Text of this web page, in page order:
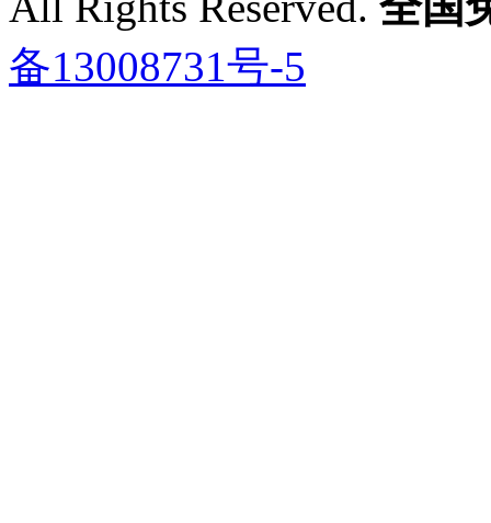
备13008731号-5